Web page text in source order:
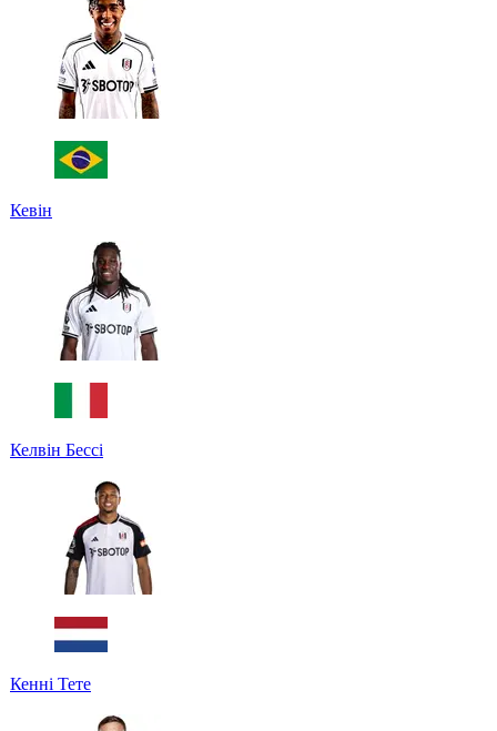
Кевін
Келвін Бессі
Кенні Тете